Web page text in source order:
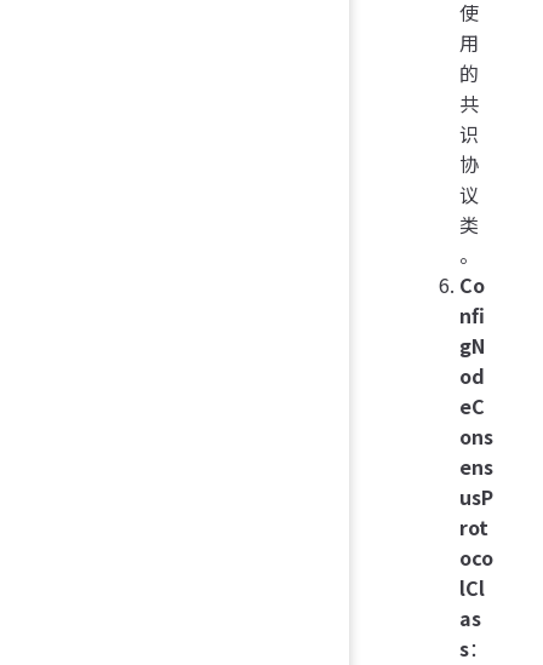
使
用
的
共
识
协
议
类
。
Co
nfi
gN
od
eC
ons
ens
usP
rot
oco
lCl
as
s：